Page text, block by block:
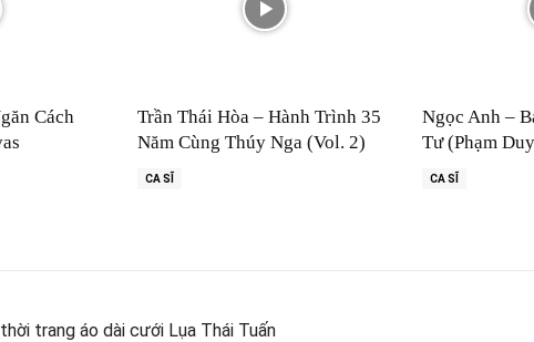
Cách
Trần Thái Hòa – Hành Trình 35
Năm Cùng Thúy Nga (Vol. 2)
CA SĨ
Ngọc Anh –
Tư (Phạm
CA SĨ
trang áo dài cưới Lụa Thái Tuấn